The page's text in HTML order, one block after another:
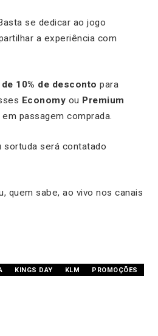
se dedicar ao jogo
a experiência com
10% de desconto para
Economy ou Premium
passagem comprada.
sortuda será contatado
quem sabe, ao vivo nos canais
KINGS DAY KLM
PROMOÇÕES